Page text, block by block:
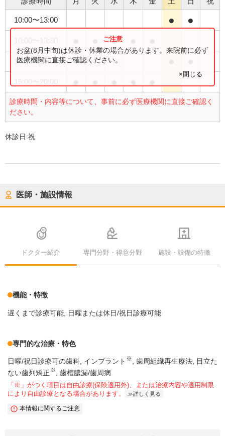
10:00〜13:00 ● ●
●
14:00〜17:00
診療時間・内容等について、事前に必ず医療機関に直接ご確認く
ださい。
お盆(8月中旬)は休診・休業の場合があります。来院前に必ず
医療機関に直接ご確認ください。
×閉じる
休診日:祝
医師・施設情報
ドクター紹介 専門分野・得意分野 施設・設備の特徴
機能・特徴
遅くまで診療可能 日曜または休日/祝日診療可能
専門的な治療・特色
日曜/祝日診療可の歯科 インプラント ※ 歯周組織再生療法
目立た
ない歯列矯正※ 歯槽膿漏/歯周病
「※」がつく項目は自由診療(保険適用外)、または治療内容や適用制限
により自由診療となる場合があります。
詳しく見る
本情報に関するご注意